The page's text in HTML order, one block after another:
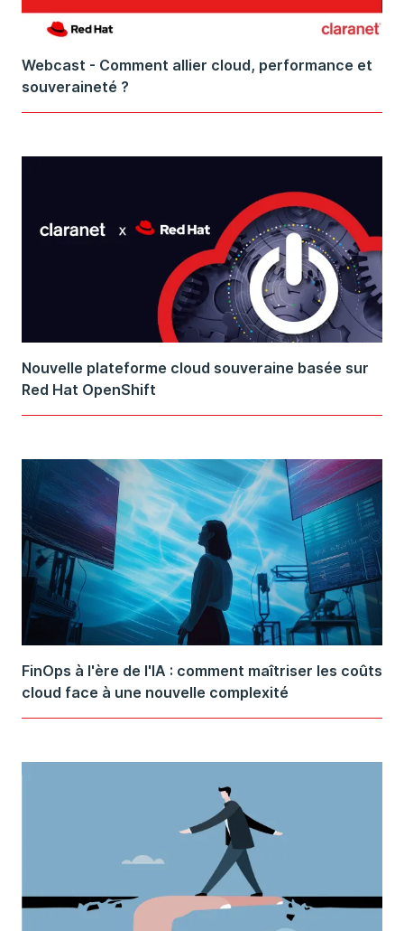
Webcast - Comment allier cloud, performance et
souveraineté ?
Nouvelle plateforme cloud souveraine basée sur
Red Hat OpenShift
FinOps à l'ère de l'IA : comment maîtriser les coûts
cloud face à une nouvelle complexité